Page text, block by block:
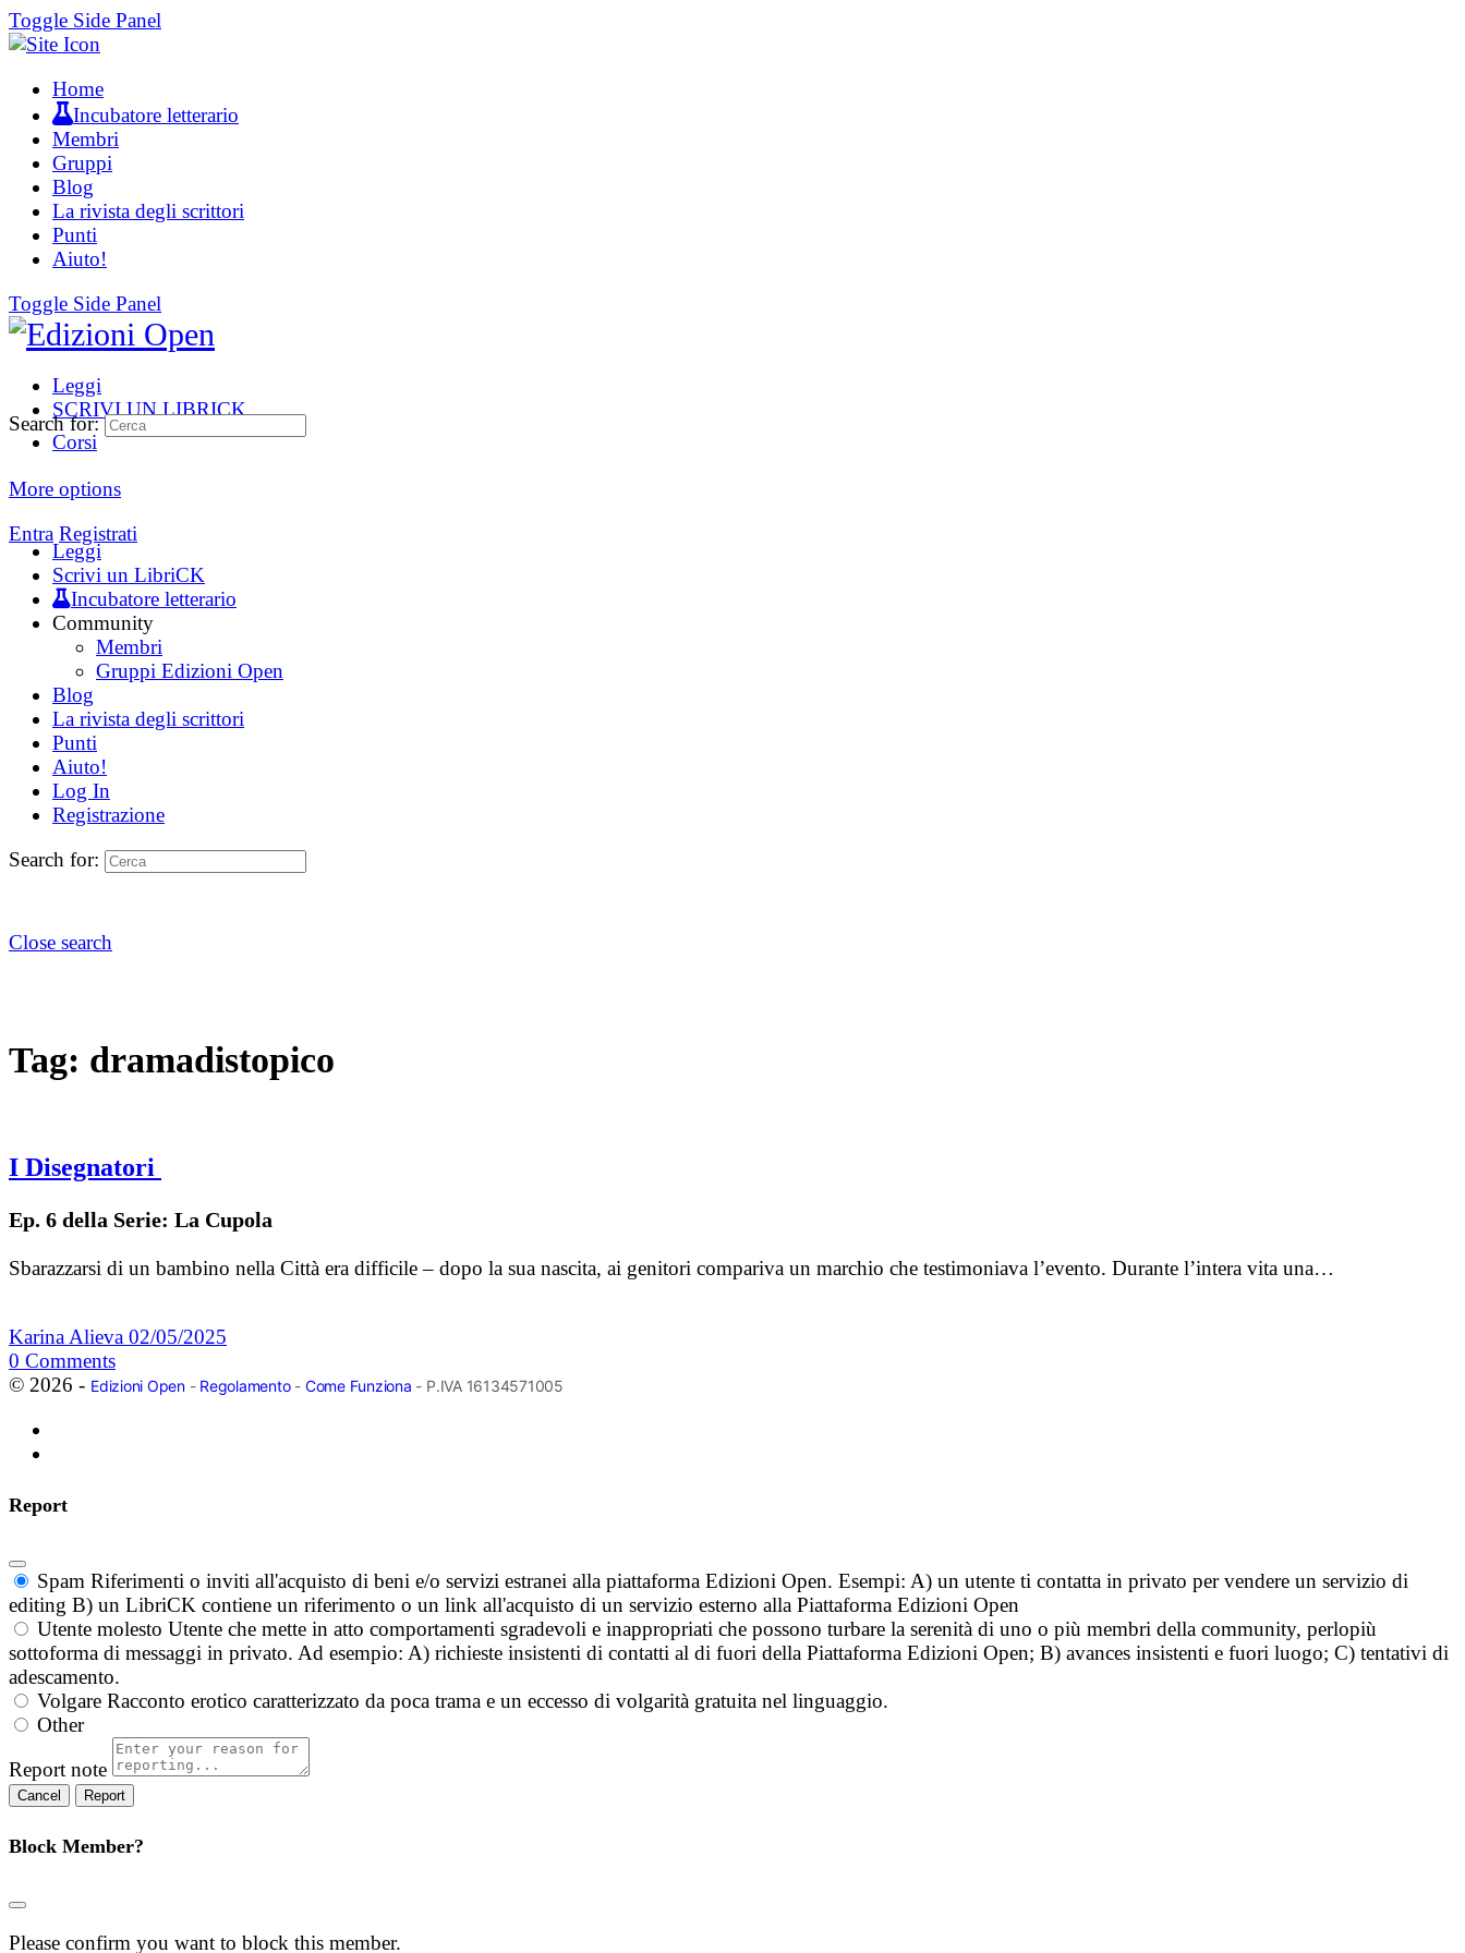
Toggle Side Panel
Home
Incubatore letterario
Membri
Gruppi
Blog
La rivista degli scrittori
Punti
Aiuto!
Toggle Side Panel
Leggi
SCRIVI UN LIBRICK
Corsi
More options
Entra Registrati
Search for:
Leggi
Scrivi un LibriCK
Incubatore letterario
Community
Membri
Gruppi Edizioni Open
Blog
La rivista degli scrittori
Punti
Aiuto!
Log In
Registrazione
Search for:
Close search
Tag: dramadistopico
I Disegnatori
Ep. 6 della Serie: La Cupola
Sbarazzarsi di un bambino nella Città era difficile – dopo la sua nascita, ai genitori compariva un marchio che testimoniava l’evento. Durante l’intera vita una…
Karina Alieva 02/05/2025
0 Comments
© 2026 - Edizioni Open- Regolamento- Come Funziona - P.IVA 16134571005
Report
Spam Riferimenti o inviti all'acquisto di beni e/o servizi estranei alla piattaforma Edizioni Open. Esempi: A) un utente ti contatta in privato per vendere un servizio di
editing B) un LibriCK contiene un riferimento o un link all'acquisto di un servizio esterno alla Piattaforma Edizioni Open
Utente molesto Utente che mette in atto comportamenti sgradevoli e inappropriati che possono turbare la serenità di uno o più membri della community, perlopiù
sottoforma di messaggi in privato. Ad esempio: A) richieste insistenti di contatti al di fuori della Piattaforma Edizioni Open; B) avances insistenti e fuori luogo; C) tentativi di
adescamento.
Volgare Racconto erotico caratterizzato da poca trama e un eccesso di volgarità gratuita nel linguaggio.
Other
Report note
Report
Block Member?
Please confirm you want to block this member.